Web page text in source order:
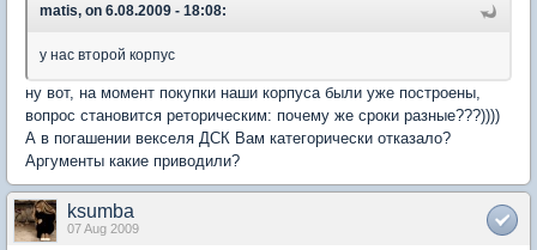
matis, on 6.08.2009 - 18:08:
у нас второй корпус
ну вот, на момент покупки наши корпуса были уже построены,
вопрос становится реторическим: почему же сроки разные???))))
А в погашении векселя ДСК Вам категорически отказало?
Аргументы какие приводили?
ksumba
07 Aug 2009